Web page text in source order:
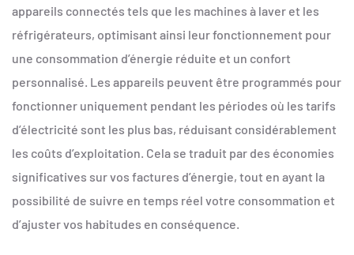
appareils connectés tels que les machines à laver et les
réfrigérateurs, optimisant ainsi leur fonctionnement pour
une consommation d’énergie réduite et un confort
personnalisé. Les appareils peuvent être programmés pour
fonctionner uniquement pendant les périodes où les tarifs
d’électricité sont les plus bas, réduisant considérablement
les coûts d’exploitation. Cela se traduit par des économies
significatives sur vos factures d’énergie, tout en ayant la
possibilité de suivre en temps réel votre consommation et
d’ajuster vos habitudes en conséquence.